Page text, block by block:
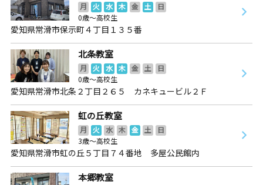
月 火 水 木 金 土
日
0歳～高校生
愛知県常滑市保示町４丁目１３５番
北条教室
月 火 水 木 金 土
日
0歳～高校生
愛知県常滑市北条２丁目２６５ カネキュービル２Ｆ
虹の丘教室
月 火 水 木 金 土
日
3歳～高校生
愛知県常滑市虹の丘５丁目７４番地 多屋公民館内
本郷教室